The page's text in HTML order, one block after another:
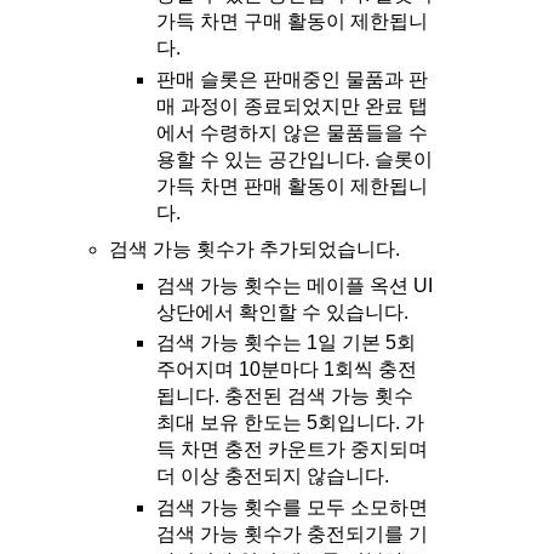
가득 차면 구매 활동이 제한됩니
다.
판매 슬롯은 판매중인 물품과 판
매 과정이 종료되었지만 완료 탭
에서 수령하지 않은 물품들을 수
용할 수 있는 공간입니다. 슬롯이
가득 차면 판매 활동이 제한됩니
다.
검색 가능 횟수가 추가되었습니다.
검색 가능 횟수는 메이플 옥션 UI
상단에서 확인할 수 있습니다.
검색 가능 횟수는 1일 기본 5회
주어지며 10분마다 1회씩 충전
됩니다. 충전된 검색 가능 횟수
최대 보유 한도는 5회입니다. 가
득 차면 충전 카운트가 중지되며
더 이상 충전되지 않습니다.
검색 가능 횟수를 모두 소모하면
검색 가능 횟수가 충전되기를 기